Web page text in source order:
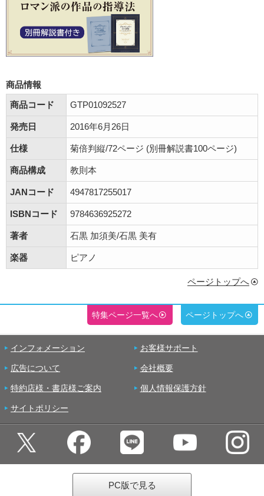
商品情報
商品コード
GTP01092527
発売日 2016年6月26日
仕様 菊倍判縦/72ページ (別冊解説書100ページ)
商品構成 教則本
JANコード 4947817255017
ISBNコード 9784636925272
著者 石黒 加須美/石黒 美有
楽器 ピアノ
ページトップへ
特集ページ一覧へ ページトップへ
インフォメーション お客様サポート
広告について 会社概要
特約店様・書店様ご案内 個人情報保護方針
サイトポリシー
PC版で見る